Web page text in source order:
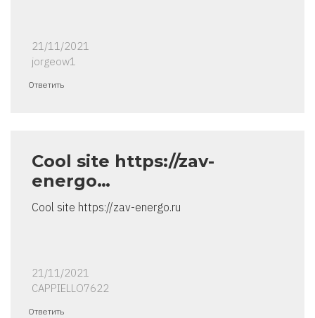
21/11/2021
jorgeow1
Ответить
Cool site https://zav-
energo…
Cool site https://zav-energo.ru
21/11/2021
CAPPIELLO7622
Ответить